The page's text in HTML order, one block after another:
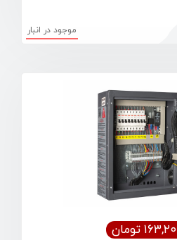
موجود در انبار
تومان